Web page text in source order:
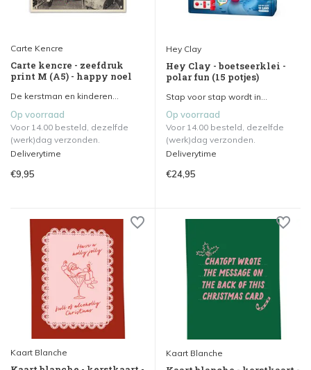
Carte Kencre
Carte kencre - zeefdruk
print M (A5) - happy noel
De kerstman en kinderen...
Op voorraad
Voor 14.00 besteld, dezelfde
(werk)dag verzonden.
Deliverytime
€9,95
Hey Clay
Hey Clay - boetseerklei -
polar fun (15 potjes)
Stap voor stap wordt in...
Op voorraad
Voor 14.00 besteld, dezelfde
(werk)dag verzonden.
Deliverytime
€24,95
Kaart Blanche Kaart Blanche